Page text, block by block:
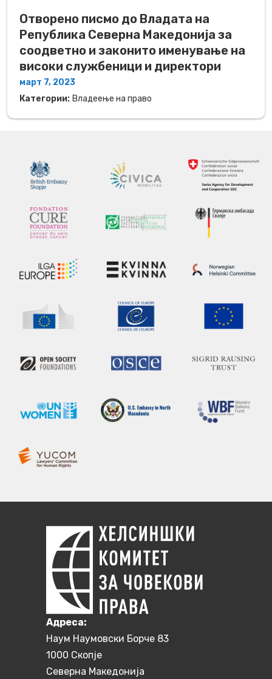
Отворено писмо до Владата на
Република Северна Македонија за
соодветно и законито именување на
високи службеници и директори
март 7, 2023
Категории: Владеење на право
Aдреса:
Наум Наумовски Борче 83
1000 Скопје
Северна Македонија